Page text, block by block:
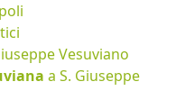
Vesuviano
a S. Giuseppe